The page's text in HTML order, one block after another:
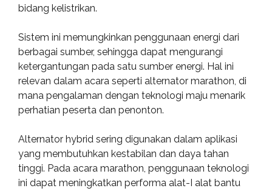
bidang kelistrikan.
Sistem ini memungkinkan penggunaan energi dari
berbagai sumber, sehingga dapat mengurangi
ketergantungan pada satu sumber energi. Hal ini
relevan dalam acara seperti alternator marathon, di
mana pengalaman dengan teknologi maju menarik
perhatian peserta dan penonton.
Alternator hybrid sering digunakan dalam aplikasi
yang membutuhkan kestabilan dan daya tahan
tinggi. Pada acara marathon, penggunaan teknologi
ini dapat meningkatkan performa alat-I alat bantu